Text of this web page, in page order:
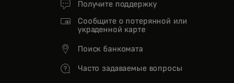
Получите поддержку
Сообщите о потерянной или
украденной карте
Поиск банкомата
Часто задаваемые вопросы